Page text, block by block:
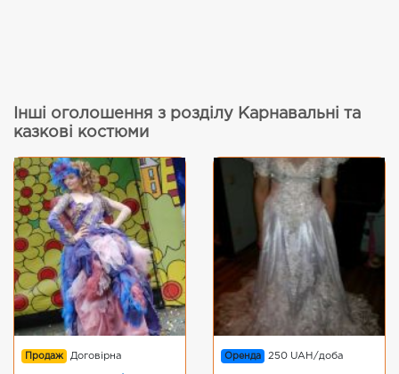
Інші оголошення з розділу Карнавальні та
казкові костюми
Продаж Договірна Оренда 250 UAH/доба